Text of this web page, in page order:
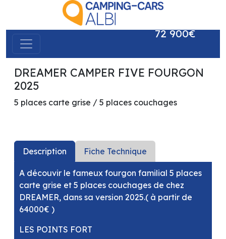
précédent suivant
DREAMER CAMPER FIVE FOURGON
2025
5 places carte grise / 5 places couchages
72 900€
Description Fiche Technique
A découvir le fameux fourgon familial 5 places
carte grise et 5 places couchages de chez
DREAMER, dans sa version 2025.( à partir de
64000€ )
LES POINTS FORT